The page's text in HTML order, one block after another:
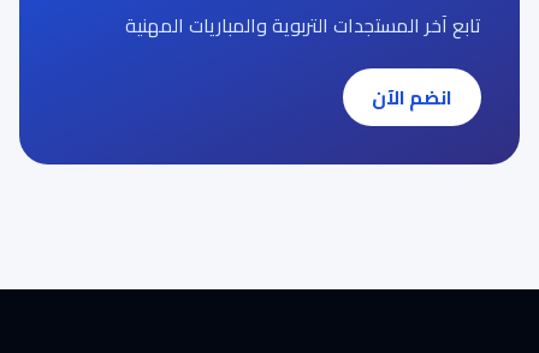
تابع آخر المستجدات التربوية والمباريات المهنية
انضم الآن